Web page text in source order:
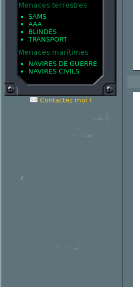
Menaces terrestres
SAMS
AAA
BLINDÉS
TRANSPORT
Menaces maritimes
NAVIRES DE GUERRE
NAVIRES CIVILS
Contactez moi !